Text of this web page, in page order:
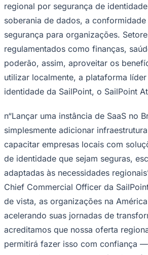
Cidades da Região
Santana de ParnaíbaOsasco Carapicuíba
Araçariguama Cajamar Caieiras
RochaFrancisco MoratoTaboão da Serra
Para Sua Empresa
Anuncie Regional
Guia de Empresas
Vagas na Região Novo
Selo Verificado
Portal Educacional
Vagas de Emprego
Concursos
Panorama Econômico
Panorama Econômico
Para Sua Empresa
Anuncie no Portal
Verificar EmpresaNovo
Anunciar VagasNovo
regional por segurança de
soberania de dados, a
segurança para organizações.
regulamentados como finanças,
poderão, assim, aproveitar os
utilizar localmente, a plataforma
identidade da SailPoint, o SailPoint
n“Lançar uma instância de SaaS no
simplesmente adicionar
capacitar empresas locais com
de identidade que sejam seguras,
adaptadas às necessidades
Chief Commercial Officer da
de vista, as organizações na
acelerando suas jornadas de
acreditamos que nossa oferta
permitirá fazer isso com confiança